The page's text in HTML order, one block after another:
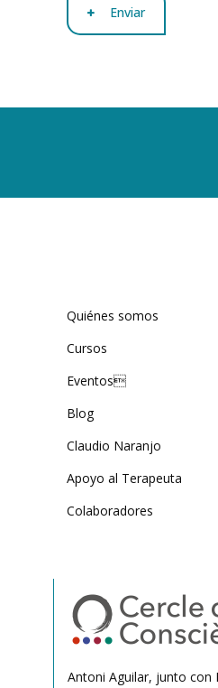
Enviar
Quiénes somos
Cursos
Eventos
Blog
Claudio Naranjo
Apoyo al Terapeuta
Colaboradores
Antoni Aguilar, junto con